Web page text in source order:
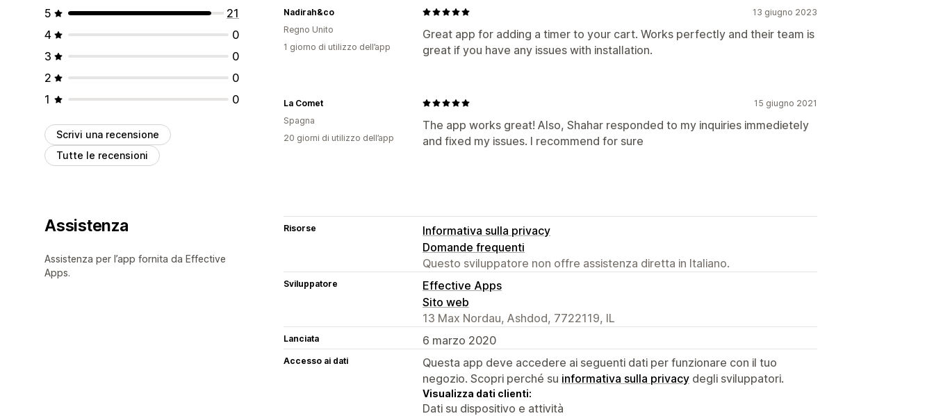
Data di scadenza
Lancio del prodotto
Check-out
Limite spedizione Lancio del negozio
Personalizzazione del check-out
Note personalizzate
Multilingua
5
21
4
0
3
0
2
0
1
0
Scrivi una recensione
Tutte le recensioni
13 giugno 2023
Great app for adding a timer to your cart. Works perfectly and their team is
great if you have any issues with installation.
Nadirah&co
Regno Unito
1 giorno di utilizzo dell’app
15 giugno 2021
The app works great! Also, Shahar responded to my inquiries immedietely
and fixed my issues. I recommend for sure
La Comet
Spagna
20 giorni di utilizzo dell’app
Assistenza
Assistenza per l’app fornita da Effective
Apps.
Risorse
Informativa sulla privacy
Domande frequenti
Questo sviluppatore non offre assistenza diretta in Italiano.
Sviluppatore
Effective Apps
Sito web
13 Max Nordau, Ashdod, 7722119, IL
Lanciata 6 marzo 2020
Accesso ai dati
Questa app deve accedere ai seguenti dati per funzionare con il tuo
negozio. Scopri perché su informativa sulla privacy degli sviluppatori.
Visualizza dati clienti:
Dati su dispositivo e attività